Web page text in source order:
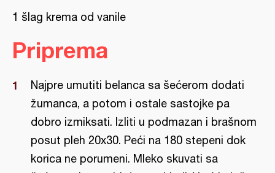
1 šlag krema od vanile
Priprema
Najpre umutiti belanca sa šećerom dodati
žumanca, a potom i ostale sastojke pa
dobro izmiksati. Izliti u podmazan i brašnom
posut pleh 20x30. Peći na 180 stepeni dok
korica ne porumeni. Mleko skuvati sa